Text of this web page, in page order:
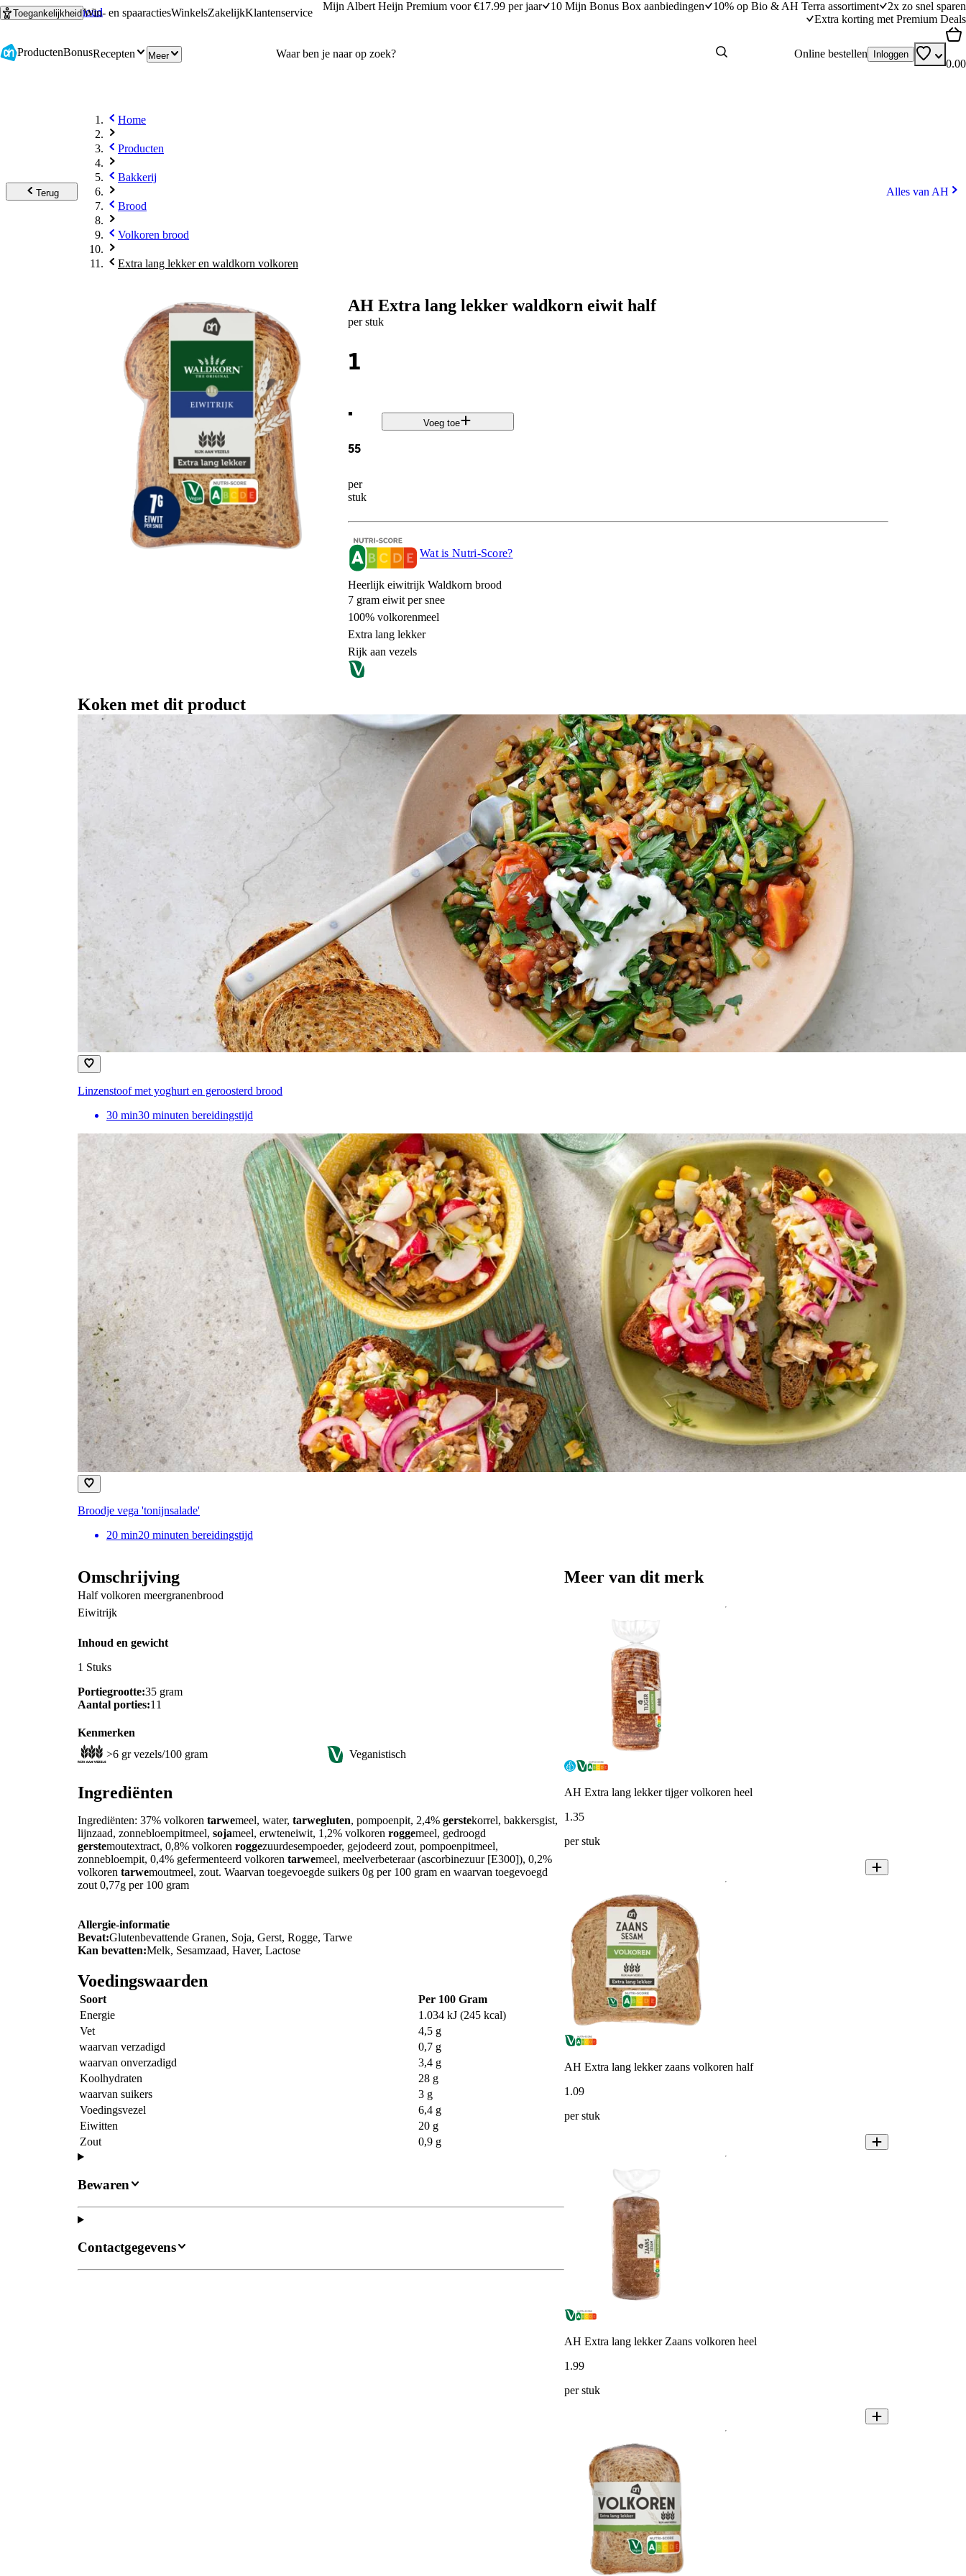
Ga naar hoofdinhoud
Ga naar zoeken
ToegankelijkheidWin- en spaaractiesWinkelsZakelijkKlantenservice
Mijn Albert Heijn Premium voor €17.99 per jaar 10 Mijn Bonus Box aanbiedingen 10% op Bio & AH Terra assortiment
2x zo snel sparen
Extra korting met Premium Deals
ProductenBonusRecepten Meer Online bestellen Inloggen
0.00
Terug
Home
Producten
Bakkerij
Brood
Volkoren brood
Extra lang lekker en waldkorn volkoren
Alles van AH
AH Extra lang lekker waldkorn eiwit half
per stuk
1
.
55
per
stuk
Voeg toe
Wat is Nutri-Score?
Heerlijk eiwitrijk Waldkorn brood
7 gram eiwit per snee
100% volkorenmeel
Extra lang lekker
Rijk aan vezels
Koken met dit product
Linzenstoof met yoghurt en geroosterd brood
30 min30 minuten bereidingstijd
Broodje vega 'tonijnsalade'
20 min20 minuten bereidingstijd
Omschrijving
Half volkoren meergranenbrood
Eiwitrijk
Inhoud en gewicht
1 Stuks
Portiegrootte:35 gram
Aantal porties:11
Kenmerken
>6 gr vezels/100 gram
Veganistisch
Ingrediënten
Ingrediënten: 37% volkoren tarwemeel, water, tarwegluten, pompoenpit, 2,4% gerstekorrel, bakkersgist,
lijnzaad, zonnebloempitmeel, sojameel, erwteneiwit, 1,2% volkoren roggemeel, gedroogd
gerstemoutextract, 0,8% volkoren roggezuurdesempoeder, gejodeerd zout, pompoenpitmeel,
zonnebloempit, 0,4% gefermenteerd volkoren tarwemeel, meelverbeteraar (ascorbinezuur [E300]), 0,2%
volkoren tarwemoutmeel, zout. Waarvan toegevoegde suikers 0g per 100 gram en waarvan toegevoegd
zout 0,77g per 100 gram
Allergie-informatie
Bevat:Glutenbevattende Granen, Soja, Gerst, Rogge, Tarwe
Kan bevatten:Melk, Sesamzaad, Haver, Lactose
Voedingswaarden
Soort
Per 100 Gram
Energie
1.034 kJ (245 kcal)
Vet
4,5 g
waarvan verzadigd
0,7 g
waarvan onverzadigd
3,4 g
Koolhydraten
28 g
waarvan suikers
3 g
Voedingsvezel
6,4 g
Eiwitten
20 g
Zout
0,9 g
Bewaren
Contactgegevens
Meer van dit merk
AH Extra lang lekker tijger volkoren heel
1.35
per stuk
AH Extra lang lekker zaans volkoren half
1.09
per stuk
AH Extra lang lekker Zaans volkoren heel
1.99
per stuk